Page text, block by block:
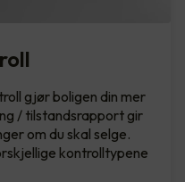
gjør boligen din mer
/ tilstandsrapport gir
om du skal selge.
kontrolltypene